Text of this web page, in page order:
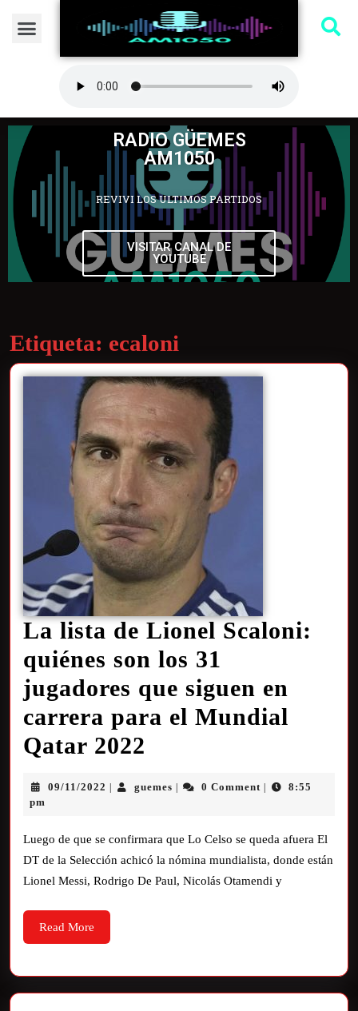
RADIO GÜEMES
AM1050
REVIVI LOS ULTIMOS PARTIDOS
VISITAR CANAL DE
YOUTUBE
Etiqueta: ecaloni
La lista de Lionel Scaloni:
quiénes son los 31
jugadores que siguen en
carrera para el Mundial
Qatar 2022
09/11/2022 guemes 0 Comment
8:55
pm
Luego de que se confirmara que Lo Celso se queda afuera El
DT de la Selección achicó la nómina mundialista, donde están
Lionel Messi, Rodrigo De Paul, Nicolás Otamendi y
Read More